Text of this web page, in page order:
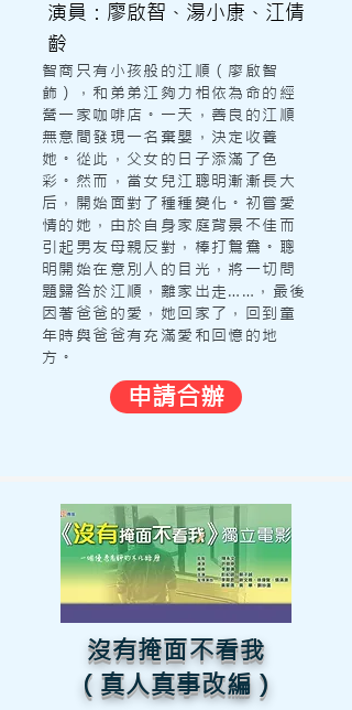
智商只有小孩般的江順（廖啟智飾），
和弟弟江夠力相依為命的經營一家咖啡
店。一天，善良的江順無意間發現一名
棄嬰，決定收養她。從此，父女的日子
添滿了色彩。然而，當女兒江聰明漸漸
長大后，開始面對了種種變化。初嘗愛
情的她，由於自身家庭背景不佳而引起
男友母親反對，棒打鴛鴦。聰明開始在
意別人的目光，將一切問題歸咎於江
順，離家出走……，最後因著爸爸的愛，
她回家了，回到童年時與爸爸有充滿愛
和回憶的地方。
演員：廖啟智、湯小康、江倩
齡
智商只有小孩般的江順（廖啟智
飾），和弟弟江夠力相依為命的經
營一家咖啡店。一天，善良的江順
無意間發現一名棄嬰，決定收養
她。從此，父女的日子添滿了色
彩。然而，當女兒江聰明漸漸長大
后，開始面對了種種變化。初嘗愛
情的她，由於自身家庭背景不佳而
引起男友母親反對，棒打鴛鴦。聰
明開始在意別人的目光，將一切問
題歸咎於江順，離家出走……，最後
因著爸爸的愛，她回家了，回到童
年時與爸爸有充滿愛和回憶的地
方。
申請合辦
沒有掩面不看我
（真人真事改編）